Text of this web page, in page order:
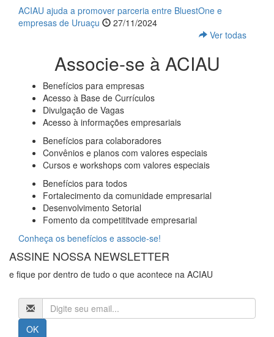
ACIAU ajuda a promover parceria entre BluestOne e
empresas de Uruaçu
27/11/2024
Ver todas
Associe-se à ACIAU
Benefícios para empresas
Acesso à Base de Currículos
Divulgação de Vagas
Acesso à informações empresariais
Benefícios para colaboradores
Convênios e planos com valores especiais
Cursos e workshops com valores especiais
Benefícios para todos
Fortalecimento da comunidade empresarial
Desenvolvimento Setorial
Fomento da competititvade empresarial
Conheça os benefícios e associe-se!
ASSINE NOSSA NEWSLETTER
e fique por dentro de tudo o que acontece na ACIAU